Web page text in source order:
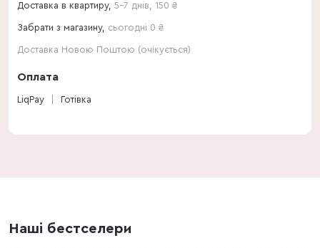
Доставка в квартиру, 5-7 днів 150 ₴
Забрати з магазину, сьогодні 0 ₴
Доставка Новою Поштою (очікується)
Оплата
LiqPay Готівка
Наші бестселери